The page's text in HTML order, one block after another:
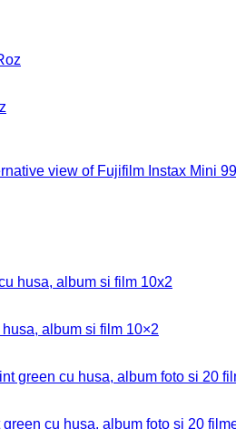
album si film 10×2
cu husa, album foto si 20